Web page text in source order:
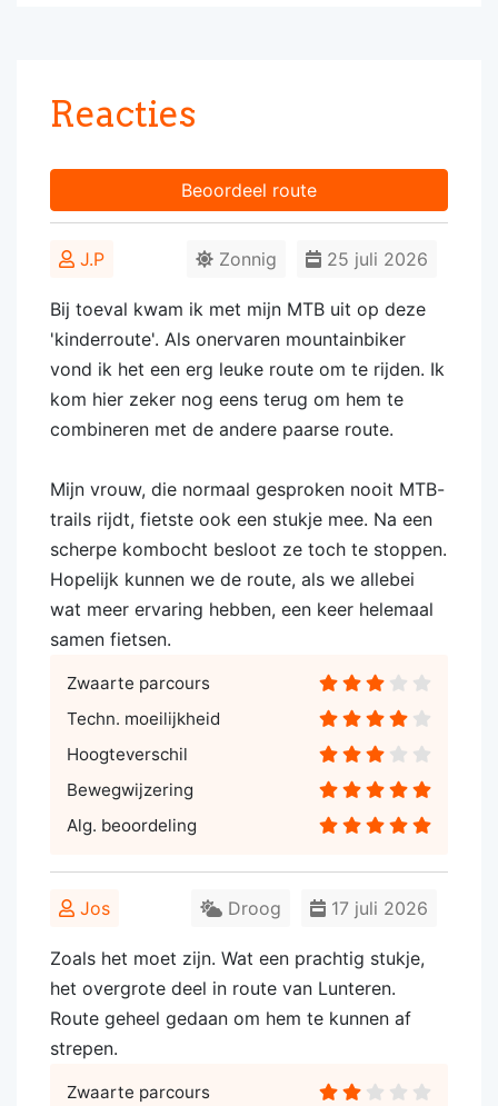
Reacties
Beoordeel route
J.P 25 juli 2026
Zonnig
Bij toeval kwam ik met mijn MTB uit op deze
'kinderroute'. Als onervaren mountainbiker
vond ik het een erg leuke route om te rijden. Ik
kom hier zeker nog eens terug om hem te
combineren met de andere paarse route.
Mijn vrouw, die normaal gesproken nooit MTB-
trails rijdt, fietste ook een stukje mee. Na een
scherpe kombocht besloot ze toch te stoppen.
Hopelijk kunnen we de route, als we allebei
wat meer ervaring hebben, een keer helemaal
samen fietsen.
Zwaarte parcours
Techn. moeilijkheid
Hoogteverschil
Bewegwijzering
Alg. beoordeling
Jos 17 juli 2026
Droog
Zoals het moet zijn. Wat een prachtig stukje,
het overgrote deel in route van Lunteren.
Route geheel gedaan om hem te kunnen af
strepen.
Zwaarte parcours